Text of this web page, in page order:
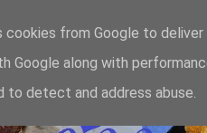
cookies from Google to
Google along with
to detect and address abuse.